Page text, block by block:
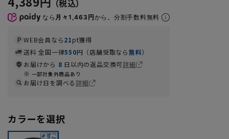
なら 月々1,463円から。分割手数料無料
WEB会員なら21pt獲得
送料 全国一律550円（店舗受取なら無料）
お届けから 8 日以内の返品交換可詳細
一部対象外商品あり
お届け日を調べる詳細
カラーを選択